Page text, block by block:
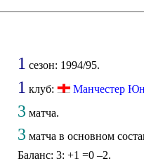
1 сезон: 1994/95.
1 клуб: Манчестер
3 матча.
3 матча в основном
Баланс: 3: +1 =0 –2.